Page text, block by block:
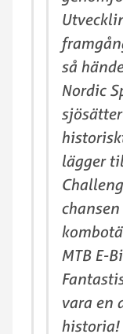
så
Nordic
lägger
MTB E-
vara en
historia!